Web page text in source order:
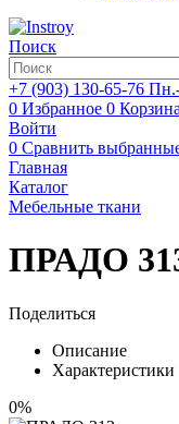
Поиск
+7 (903) 130-65-76
0 Избранное 0 Корзина
Войти
0 Сравнить
Главная
Каталог
Мебельные ткани
ПРАДО
Поделиться
Описание
Характеристики
0%